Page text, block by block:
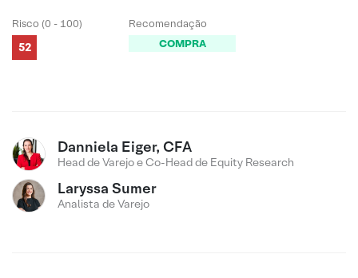
Risco (0 - 100)
52
Recomendação
COMPRA
Danniela Eiger, CFA
Head de Varejo e Co-Head de Equity Research
Laryssa Sumer
Analista de Varejo